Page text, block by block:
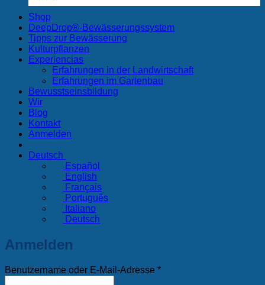
Shop
DeepDrop®-Bewässerungssystem
Tipps zur Bewässerung
Kulturpflanzen
Experiencias
Erfahrungen in der Landwirtschaft
Erfahrungen im Gartenbau
Bewusstseinsbildung
Wir
Blog
Kontakt
Anmelden
Deutsch
Español
English
Français
Português
Italiano
Deutsch
Anmelden
Benutzername oder E-Mail-Adresse *Erforderlich